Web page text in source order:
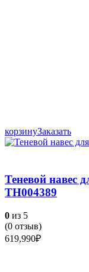
корзинуЗаказать
Теневой навес
ТН004389
0 из 5
(0 отзыв)
619,990₽